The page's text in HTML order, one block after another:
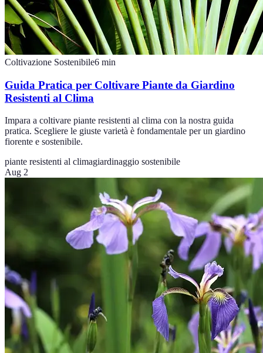
Coltivazione Sostenibile6 min
Guida Pratica per Coltivare Piante da Giardino
Resistenti al Clima
Impara a coltivare piante resistenti al clima con la nostra guida
pratica. Scegliere le giuste varietà è fondamentale per un giardino
fiorente e sostenibile.
piante resistenti al climagiardinaggio sostenibile
Aug 2